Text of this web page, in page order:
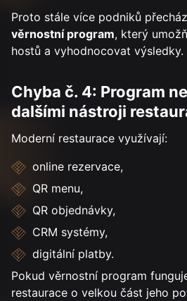
Proto stále více podniků
věrnostní program, který
hostů a vyhodnocovat výsledky.
Chyba č. 4: Program
dalšími nástroji
Moderní restaurace využívají:
online rezervace,
QR menu,
QR objednávky,
CRM systémy,
digitální platby.
Pokud věrnostní program
restaurace o velkou část jeho